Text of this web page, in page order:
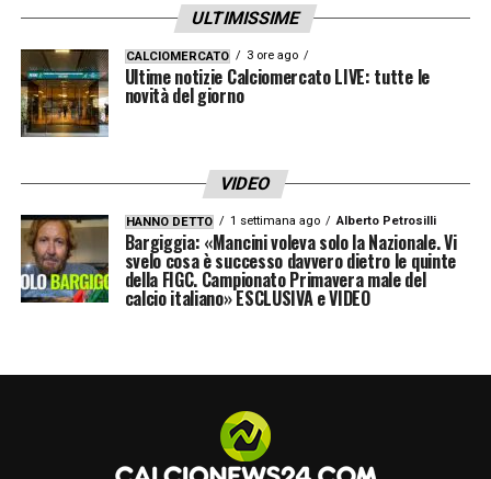
ULTIMISSIME
CALCIOMERCATO 3 ore ago
Ultime notizie Calciomercato LIVE: tutte le
novità del giorno
VIDEO
HANNO DETTO 1 settimana ago Alberto Petrosilli
Bargiggia: «Mancini voleva solo la Nazionale. Vi
svelo cosa è successo davvero dietro le quinte
della FIGC. Campionato Primavera male del
calcio italiano» ESCLUSIVA e VIDEO